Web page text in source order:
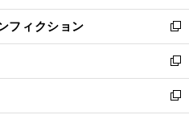
開
く
ウ
で
開
く
ン
ド
ウ
で
開
く
ウ
ィ
ン
ド
ウ
で
フィクション
新
し
い
ウ
ィ
新
し
い
新